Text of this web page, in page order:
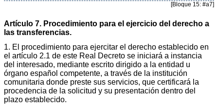
[Bloque 15: #a7]
Artículo 7. Procedimiento para el ejercicio del derecho a
las transferencias.
1. El procedimiento para ejercitar el derecho establecido en
el artículo 2.1 de este Real Decreto se iniciará a instancia
del interesado, mediante escrito dirigido a la entidad u
órgano español competente, a través de la institución
comunitaria donde preste sus servicios, que certificará la
procedencia de la solicitud y su presentación dentro del
plazo establecido.